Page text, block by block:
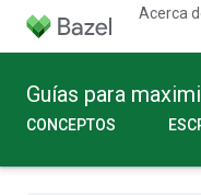
Acerca
Guías para
CONCEPTOS